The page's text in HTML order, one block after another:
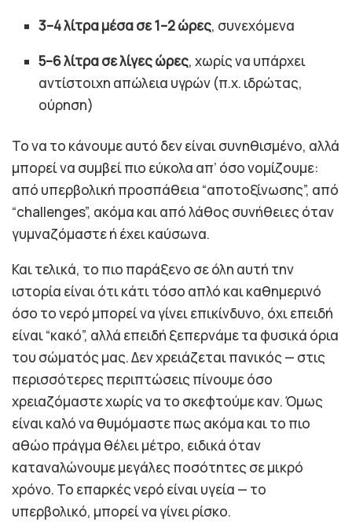
3–4 λίτρα μέσα σε 1–2 ώρες, συνεχόμενα
5–6 λίτρα σε λίγες ώρες, χωρίς να υπάρχει
αντίστοιχη απώλεια υγρών (π.χ. ιδρώτας,
ούρηση)
Το να το κάνουμε αυτό δεν είναι συνηθισμένο, αλλά
μπορεί να συμβεί πιο εύκολα απ’ όσο νομίζουμε:
από υπερβολική προσπάθεια “αποτοξίνωσης”, από
“challenges”, ακόμα και από λάθος συνήθειες όταν
γυμναζόμαστε ή έχει καύσωνα.
Και τελικά, το πιο παράξενο σε όλη αυτή την
ιστορία είναι ότι κάτι τόσο απλό και καθημερινό
όσο το νερό μπορεί να γίνει επικίνδυνο, όχι επειδή
είναι “κακό”, αλλά επειδή ξεπερνάμε τα φυσικά όρια
του σώματός μας. Δεν χρειάζεται πανικός — στις
περισσότερες περιπτώσεις πίνουμε όσο
χρειαζόμαστε χωρίς να το σκεφτούμε καν. Όμως
είναι καλό να θυμόμαστε πως ακόμα και το πιο
αθώο πράγμα θέλει μέτρο, ειδικά όταν
καταναλώνουμε μεγάλες ποσότητες σε μικρό
χρόνο. Το επαρκές νερό είναι υγεία — το
υπερβολικό, μπορεί να γίνει ρίσκο.